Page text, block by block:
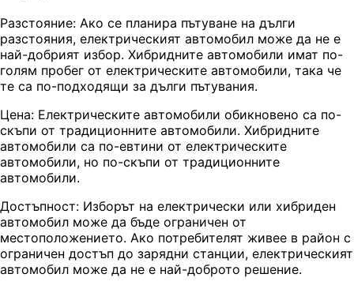
Разстояние: Ако се планира пътуване на дълги
разстояния, електрическият автомобил може да не е
най-добрият избор. Хибридните автомобили имат по-
голям пробег от електрическите автомобили, така че
те са по-подходящи за дълги пътувания.
Цена: Електрическите автомобили обикновено са по-
скъпи от традиционните автомобили. Хибридните
автомобили са по-евтини от електрическите
автомобили, но по-скъпи от традиционните
автомобили.
Достъпност: Изборът на електрически или хибриден
автомобил може да бъде ограничен от
местоположението. Ако потребителят живее в район с
ограничен достъп до зарядни станции, електрическият
автомобил може да не е най-доброто решение.